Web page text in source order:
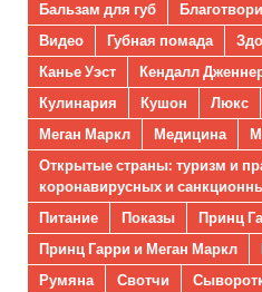
Бальзам для губ
Видео
Губная помада
Канье Уэст
Кендалл
Кулинария
Кушон Люкс
Меган Маркл
Медицина
Открытые страны: туризм и
коронавирусных и
Питание
Показы
Принц
Принц Гарри и Меган Маркл
Румяна
Свотчи